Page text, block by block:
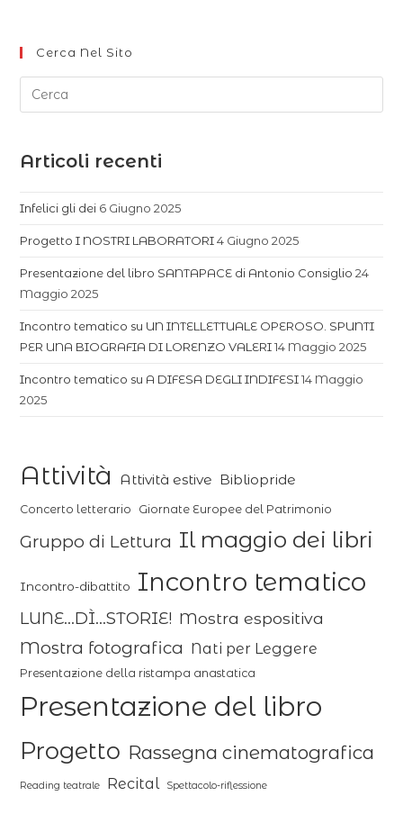
Cerca Nel Sito
Articoli recenti
Infelici gli dei 6 Giugno 2025
Progetto I NOSTRI LABORATORI 4 Giugno 2025
Presentazione del libro SANTAPACE di Antonio Consiglio 24
Maggio 2025
Incontro tematico su UN INTELLETTUALE OPEROSO. SPUNTI
PER UNA BIOGRAFIA DI LORENZO VALERI 14 Maggio 2025
Incontro tematico su A DIFESA DEGLI INDIFESI 14 Maggio
2025
Attività Attività estive Bibliopride
Concerto letterario Giornate Europee del Patrimonio
Gruppo di Lettura Il maggio dei libri
Incontro-dibattito Incontro tematico
LUNE...DÌ...STORIE! Mostra espositiva
Mostra fotografica Nati per Leggere
Presentazione della ristampa anastatica
Presentazione del libro
Progetto Rassegna cinematografica
Reading teatrale Recital Spettacolo-riflessione